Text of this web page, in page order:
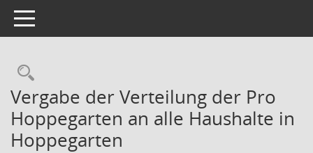
Toggle navigation
Rechercheauswahl
Vergabe der Verteilung der Pro
Hoppegarten an alle Haushalte in
Hoppegarten